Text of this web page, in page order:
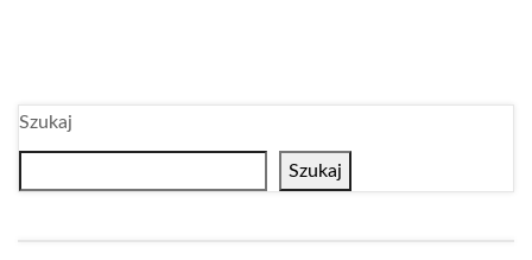
Szukaj
Szukaj